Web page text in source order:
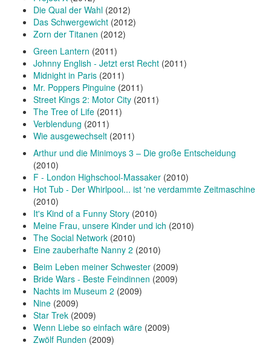
Die Qual der Wahl (2012)
Das Schwergewicht (2012)
Zorn der Titanen (2012)
Green Lantern (2011)
Johnny English - Jetzt erst Recht (2011)
Midnight in Paris (2011)
Mr. Poppers Pinguine (2011)
Street Kings 2: Motor City (2011)
The Tree of Life (2011)
Verblendung (2011)
Wie ausgewechselt (2011)
Arthur und die Minimoys 3 – Die große Entscheidung
(2010)
F - London Highschool-Massaker (2010)
Hot Tub - Der Whirlpool... ist 'ne verdammte Zeitmaschine
(2010)
It's Kind of a Funny Story (2010)
Meine Frau, unsere Kinder und ich (2010)
The Social Network (2010)
Eine zauberhafte Nanny 2 (2010)
Beim Leben meiner Schwester (2009)
Bride Wars - Beste Feindinnen (2009)
Nachts im Museum 2 (2009)
Nine (2009)
Star Trek (2009)
Wenn Liebe so einfach wäre (2009)
Zwölf Runden (2009)